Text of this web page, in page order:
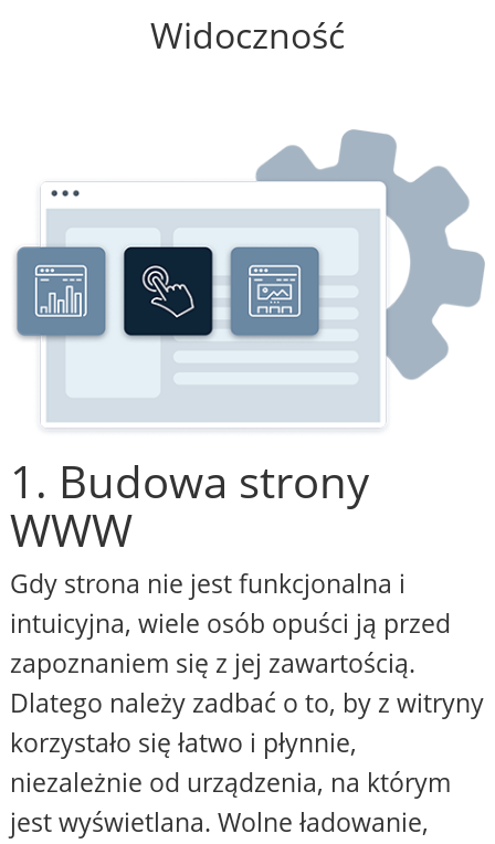
Widoczność
1. Budowa strony
WWW
Gdy strona nie jest funkcjonalna i
intuicyjna, wiele osób opuści ją przed
zapoznaniem się z jej zawartością.
Dlatego należy zadbać o to, by z witryny
korzystało się łatwo i płynnie,
niezależnie od urządzenia, na którym
jest wyświetlana. Wolne ładowanie,